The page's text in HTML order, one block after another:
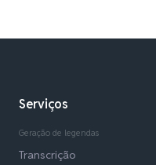
Serviços
Geração de legendas
Transcrição